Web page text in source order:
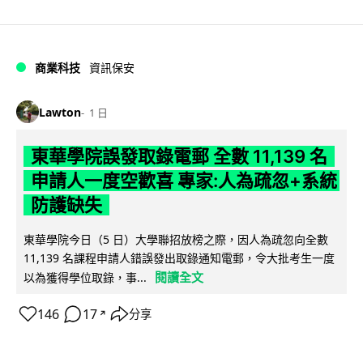
商業科技 資訊保安
Lawton 1 日
東華學院誤發取錄電郵 全數 11,139 名
申請人一度空歡喜 專家:人為疏忽+系統
防護缺失
東華學院今日（5 日）大學聯招放榜之際，因人為疏忽向全數
11,139 名課程申請人錯誤發出取錄通知電郵，令大批考生一度
以為獲得學位取錄，事...
閱讀全文
146 17 ↗ 分享